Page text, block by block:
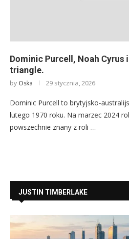
Dominic Purcell, Noah Cyrus
triangle.
by Oska 29 stycznia, 2026
Dominic Purcell to brytyjsko-
lutego 1970 roku. Na marzec 2024
powszechnie znany z roli …
JUSTIN TIMBERLAKE